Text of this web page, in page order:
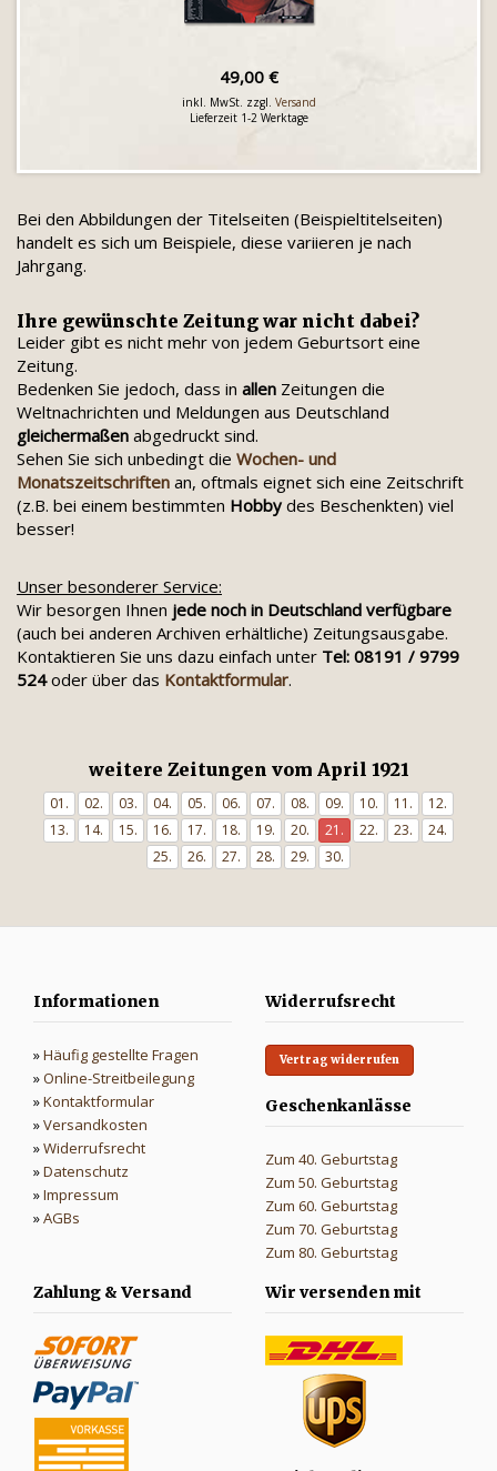
49,00 €
inkl. MwSt. zzgl. Versand
Lieferzeit 1-2 Werktage
Bei den Abbildungen der Titelseiten (Beispieltitelseiten)
handelt es sich um Beispiele, diese variieren je nach
Jahrgang.
Ihre gewünschte Zeitung war nicht dabei?
Leider gibt es nicht mehr von jedem Geburtsort eine
Zeitung.
Bedenken Sie jedoch, dass in allen Zeitungen die
Weltnachrichten und Meldungen aus Deutschland
gleichermaßen abgedruckt sind.
Sehen Sie sich unbedingt die Wochen- und
Monatszeitschriften an, oftmals eignet sich eine Zeitschrift
(z.B. bei einem bestimmten Hobbydes Beschenkten) viel
besser!
Unser besonderer Service:
Wir besorgen Ihnen jede noch in Deutschland verfügbare
(auch bei anderen Archiven erhältliche) Zeitungsausgabe.
Kontaktieren Sie uns dazu einfach unter Tel: 08191 / 9799
524oder über das Kontaktformular.
weitere Zeitungen vom April 1921
01. 02. 03. 04. 05. 06. 07. 08. 09. 10. 11.
12.
13.
14. 15. 16. 17. 18. 19. 20. 21. 22. 23.
24.
25.
26. 27. 28. 29. 30.
Informationen
»Häufig gestellte Fragen
»Online-Streitbeilegung
»Kontaktformular
»Versandkosten
»Widerrufsrecht
»Datenschutz
»Impressum
»AGBs
Widerrufsrecht
Vertrag widerrufen
Geschenkanlässe
Zum 40. Geburtstag
Zum 50. Geburtstag
Zum 60. Geburtstag
Zum 70. Geburtstag
Zum 80. Geburtstag
Zahlung & Versand
Wir versenden mit